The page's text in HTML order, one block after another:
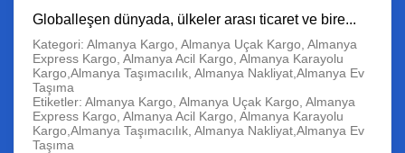
Globalleşen dünyada, ülkeler arası ticaret ve bire...
Kategori: Almanya Kargo, Almanya Uçak Kargo, Almanya
Express Kargo, Almanya Acil Kargo, Almanya Karayolu
Kargo,Almanya Taşımacılık, Almanya Nakliyat,Almanya Ev
Taşıma
Etiketler: Almanya Kargo, Almanya Uçak Kargo, Almanya
Express Kargo, Almanya Acil Kargo, Almanya Karayolu
Kargo,Almanya Taşımacılık, Almanya Nakliyat,Almanya Ev
Taşıma